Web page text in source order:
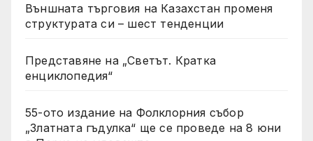
Външната търговия на Казахстан променя
структурата си – шест тенденции
Представяне на „Светът. Кратка
енциклопедия“
55-ото издание на Фолклорния събор
„Златната гъдулка“ ще се проведе на 8 юни